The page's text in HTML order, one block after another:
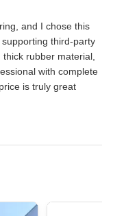
and I chose this
third‑party
rubber material,
with complete
is truly great